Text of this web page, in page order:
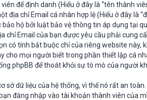
để định danh (Hiểu ở đây là “tên thành
địa chỉ Email cá nhân hợp lệ (Hiểu ở đây là
hộ bởi luật bảo vệ thông tin áp dụng tại
Email của bạn được yêu cầu phải cung
có tính bắt buộc chỉ của riêng website này,
cho mọi người biết trong phần thiết lập cá
phpBB để thoát khỏi sự tò mò của người
dữ liệu của hệ thống, vì thế nó rất an
đăng nhập vào tài khoản thành viên của